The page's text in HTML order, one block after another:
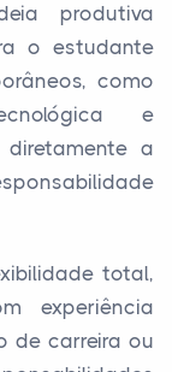
produtiva
o estudante
como
e
a
total,
experiência
de carreira ou